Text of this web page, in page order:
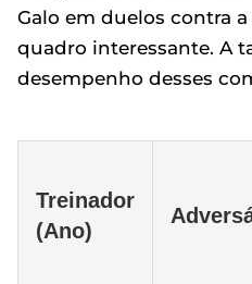
Galo em duelos contra
quadro interessante. A
desempenho desses
Treinador
(Ano)